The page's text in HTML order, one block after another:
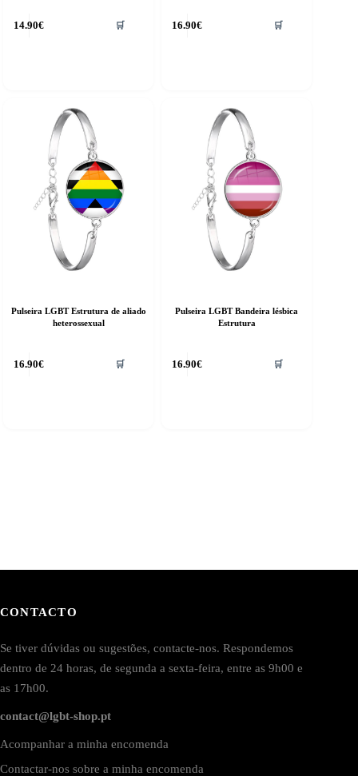
14.90€ 🛒 16.90€ 🛒
Pulseira LGBT Estrutura de aliado
heterossexual
16.90€ 🛒
Pulseira LGBT Bandeira lésbica
Estrutura
16.90€ 🛒
CONTACTO
Se tiver dúvidas ou sugestões, contacte-nos. Respondemos
dentro de 24 horas, de segunda a sexta-feira, entre as 9h00 e
as 17h00.
contact@lgbt-shop.pt
Acompanhar a minha encomenda
Contactar-nos sobre a minha encomenda